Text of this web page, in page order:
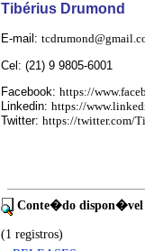
Tibérius Drumond
E-mail:
Cel: (21) 9 9805-6001
Facebook: https://
Linkedin: https://
Twitter: https://twitter.com/
Conte�do
(1 registros)